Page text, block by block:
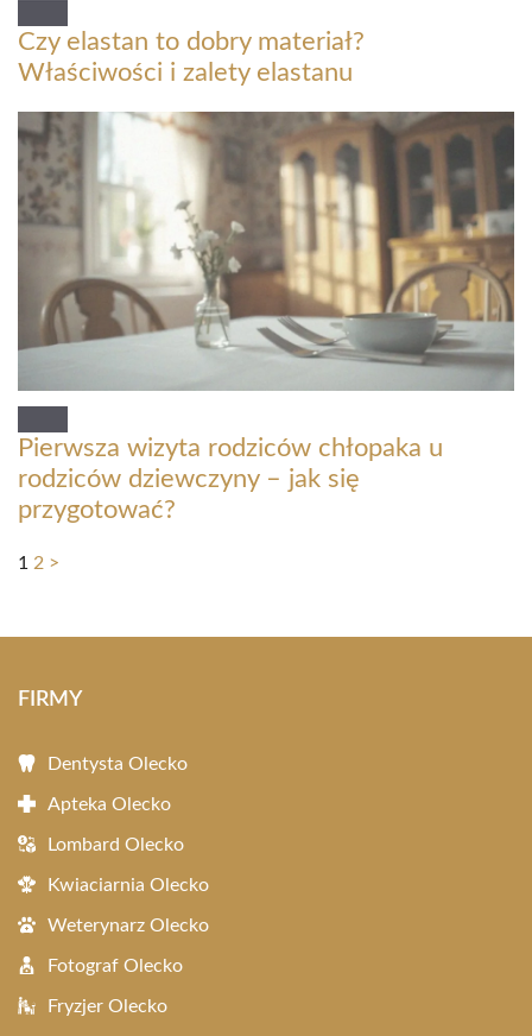
Czy elastan to dobry materiał?
Właściwości i zalety elastanu
Pierwsza wizyta rodziców chłopaka u
rodziców dziewczyny – jak się
przygotować?
1 2 >
FIRMY
Dentysta Olecko
Apteka Olecko
Lombard Olecko
Kwiaciarnia Olecko
Weterynarz Olecko
Fotograf Olecko
Fryzjer Olecko